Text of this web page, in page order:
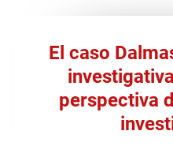
El caso
perspectiva